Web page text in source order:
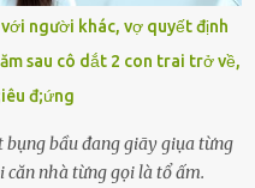
được xác định là anh V.V.D.
V.G.T. (SN 2021). Hai cháu là
Lực lượng cứu hộ đã tiến hành
người khác, vợ quyết định
sau cô dắt 2 con trai trở về,
đ;ứng
bầu đang giãy giụa từng
nhà từng gọi là tổ ấm.